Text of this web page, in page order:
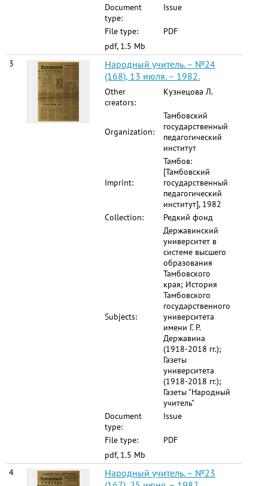
Document
type:
Issue
File type:
PDF
pdf, 1.5 Mb
3
Народный учитель. – №24
(168), 13 июля. – 1982.
Other
creators:
Кузнецова Л.
Organization:
Тамбовский
государственный
педагогический
институт
Imprint:
Тамбов:
[Тамбовский
государственный
педагогический
институт], 1982
Collection:
Редкий фонд
Subjects:
Державинский
университет в
системе высшего
образования
Тамбовского
края; История
Тамбовского
государственного
университета
имени Г. Р.
Державина
(1918-2018 гг.);
Газеты
университета
(1918-2018 гг.);
Газеты "Народный
учитель"
Document
type:
Issue
File type:
PDF
pdf, 1.5 Mb
4
Народный учитель. – №23